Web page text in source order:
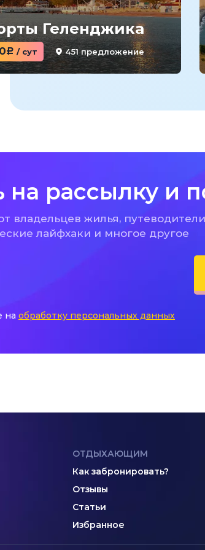
Геленджика
c / сут 451 предложение
рассылку и
владельцев жилья,
лайфхаки и многое другое
на обработку персональных данных
ОТДЫХАЮЩИМ
Как забронировать?
Отзывы
Статьи
Избранное